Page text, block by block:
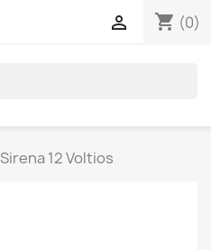
shopping_cart (0)

Sirena 12 Voltios